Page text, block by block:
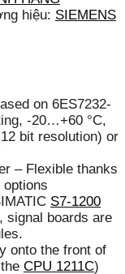
hiệu: SIEMENS
on 6ES7232-
-20…+60 °C,
bit resolution) or
– Flexible thanks
S7-1200
signal boards are
onto the front of
CPU 1211C)